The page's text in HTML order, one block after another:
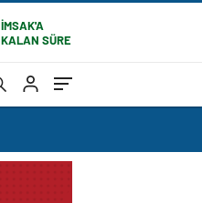
İMSAK'A
KALAN SÜRE